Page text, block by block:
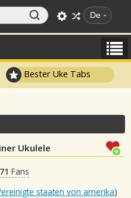
De
Bester Uke Tabs
Ukulele
71 Fans
staaten von amerika)